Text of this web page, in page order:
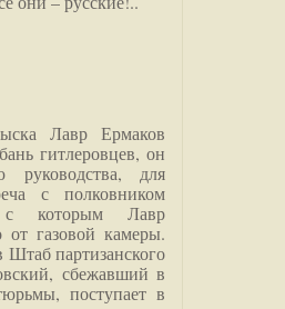
Лавр Ермаков
гитлеровцев, он
руководства, для
с полковником
с которым Лавр
от газовой камеры.
партизанского
сбежавший в
поступает в